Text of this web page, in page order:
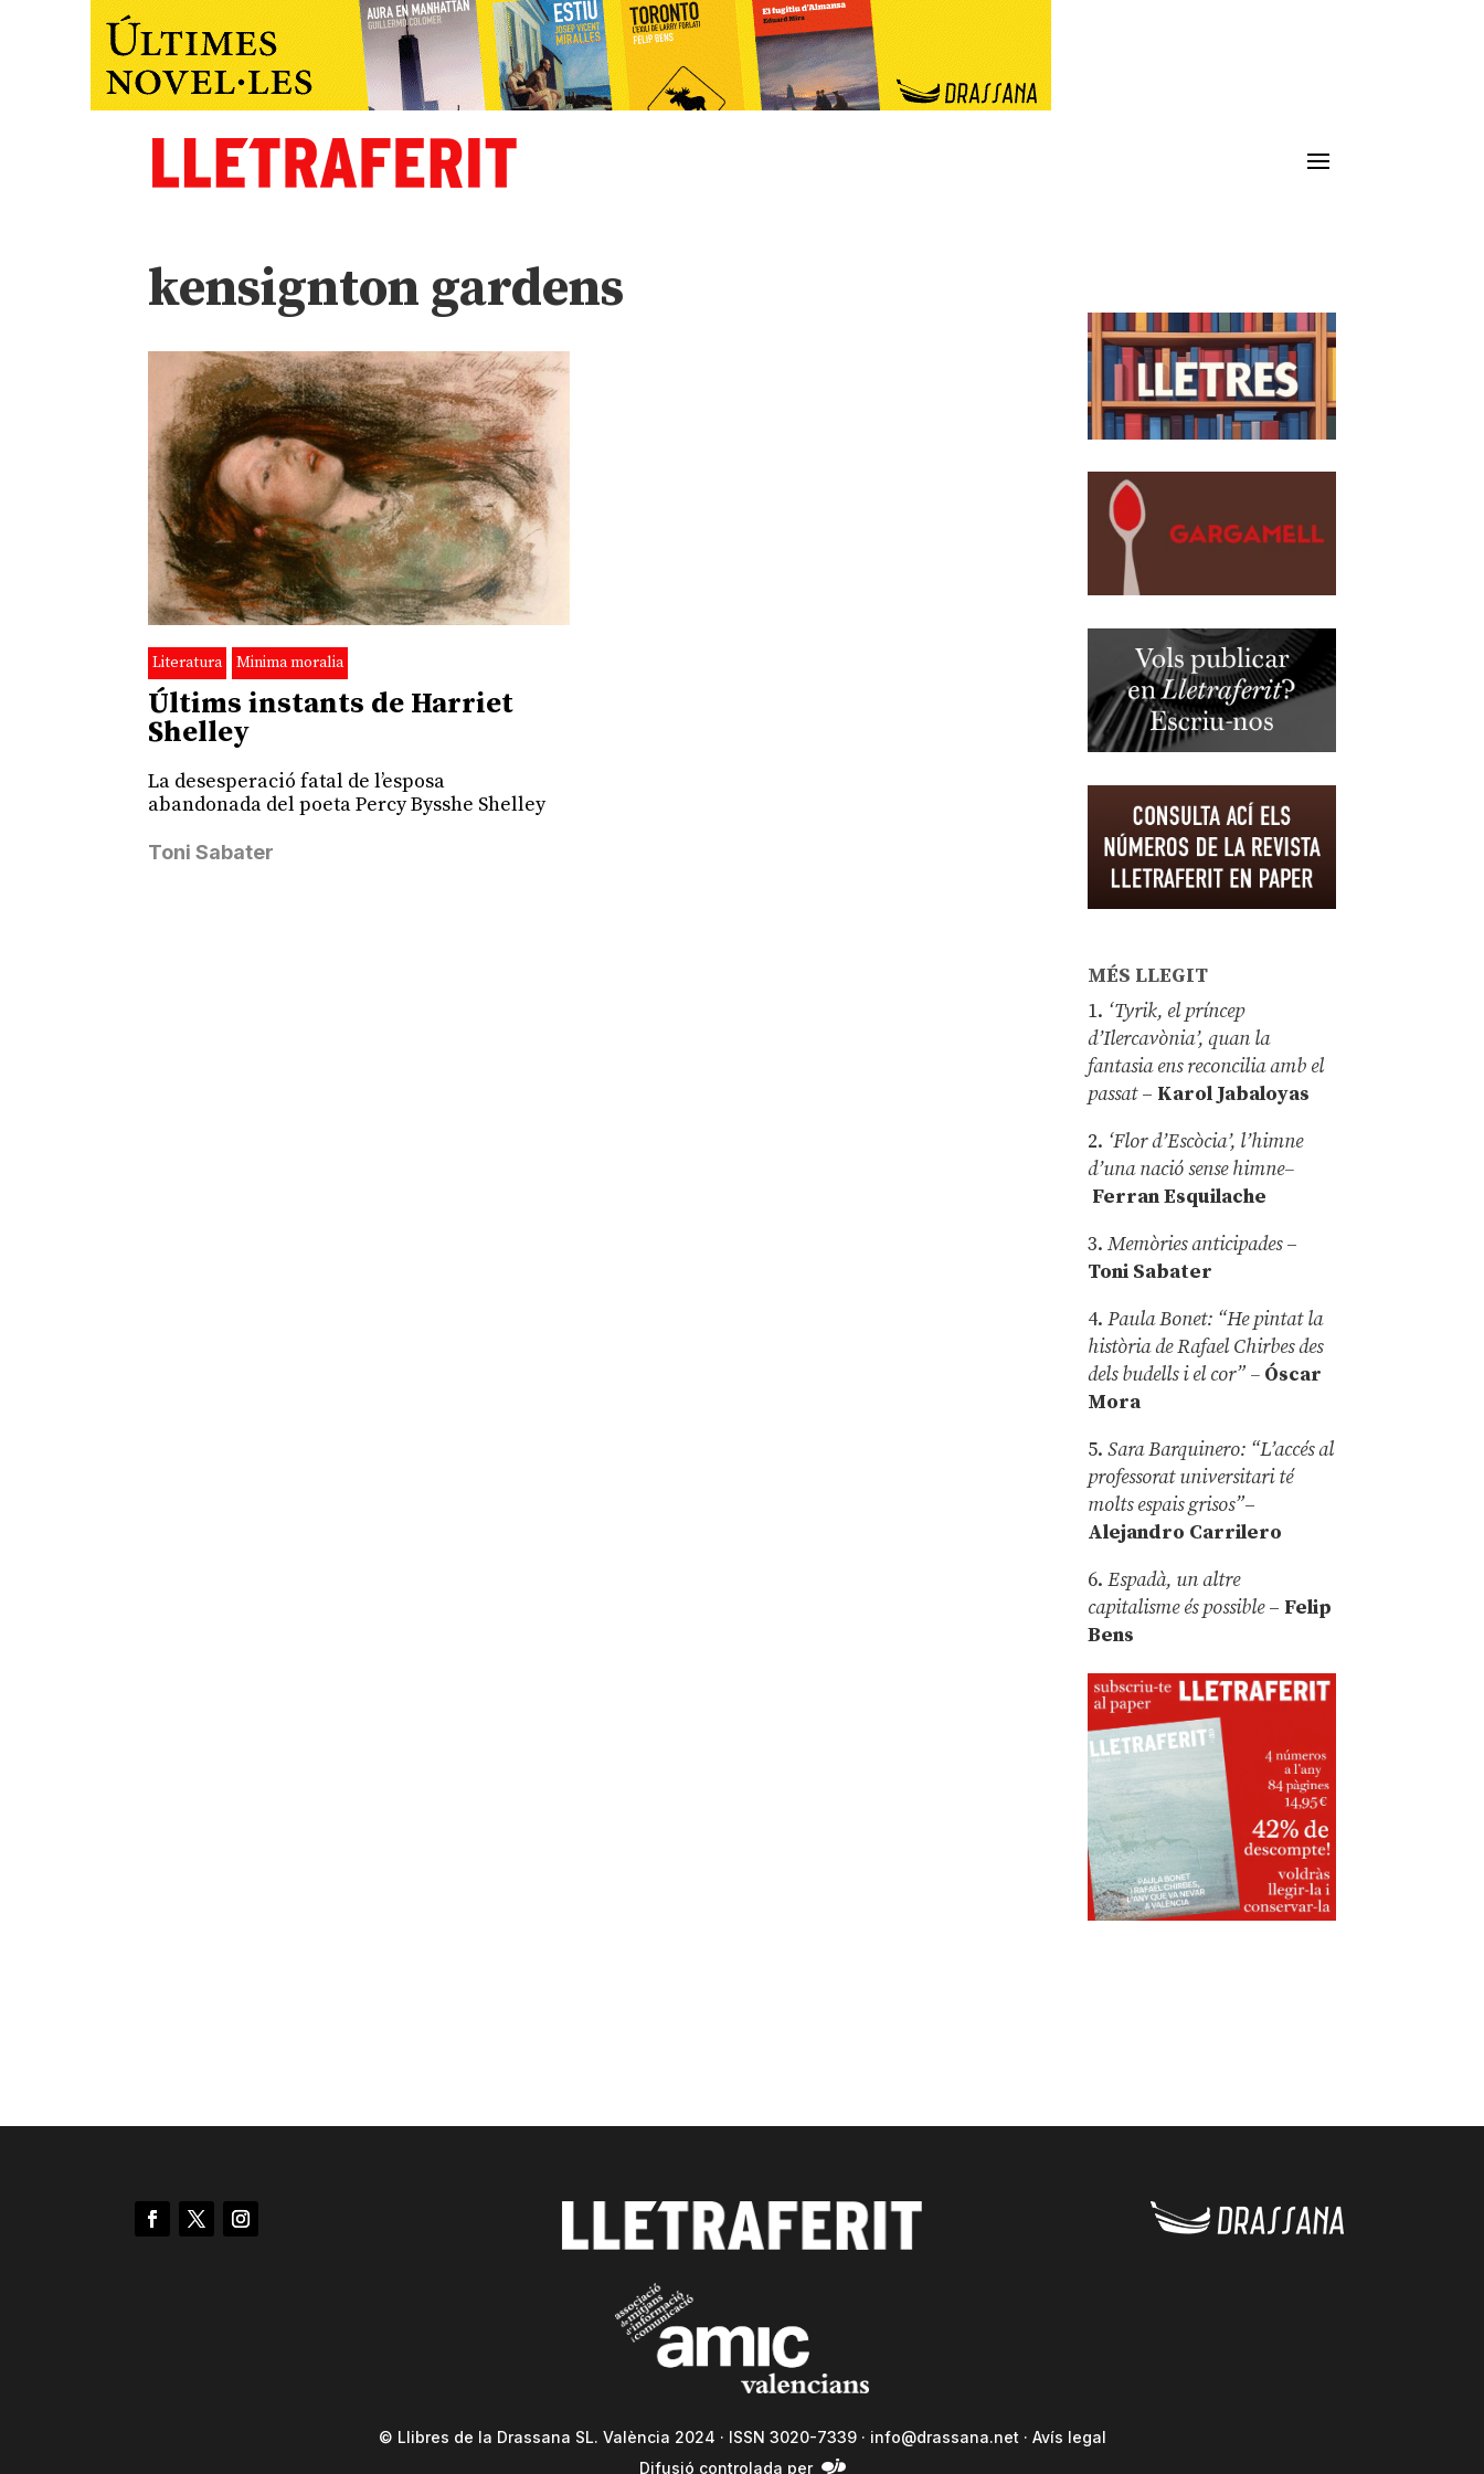
kensignton gardens
Literatura Minima moralia
Últims instants de Harriet
Shelley
La desesperació fatal de l’esposa
abandonada del poeta Percy Bysshe Shelley
Toni Sabater
MÉS LLEGIT
1. ‘Tyrik, el príncep
d’Ilercavònia’, quan la
fantasia ens reconcilia amb el
passat– Karol Jabaloyas
2. ‘Flor d’Escòcia’, l’himne
d’una nació sense himne–
Ferran Esquilache
3.Memòries anticipades–
Toni Sabater
4.Paula Bonet: “He pintat la
història de Rafael Chirbes des
dels budells i el cor” – Óscar
Mora
5.Sara Barquinero: “L’accés al
professorat universitari té
molts espais grisos”–
Alejandro Carrilero
6.Espadà, un altre
capitalisme és possible – Felip
Bens
© Llibres de la Drassana SL. València 2024 · ISSN 3020-7339 · info@drassana.net · Avís legal
Difusió controlada per